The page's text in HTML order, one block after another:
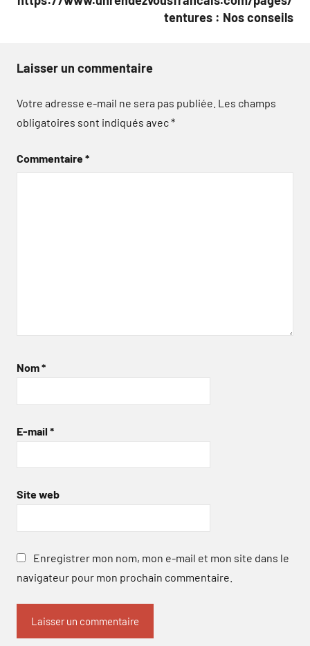
tentures : Nos conseils
Laisser un commentaire
Votre adresse e-mail ne sera pas publiée. Les champs
obligatoires sont indiqués avec*
Commentaire*
Nom*
E-mail *
Site web
Enregistrer mon nom, mon e-mail et mon site dans le
navigateur pour mon prochain commentaire.